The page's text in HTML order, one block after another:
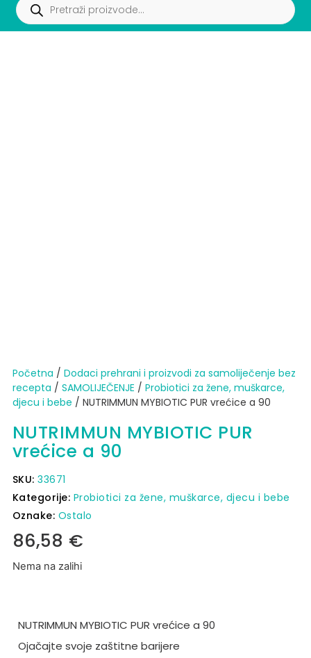
Početna / Dodaci prehrani i proizvodi za samoliječenje bez
recepta / SAMOLIJEČENJE / Probiotici za žene, muškarce,
djecu i bebe / NUTRIMMUN MYBIOTIC PUR vrećice a 90
NUTRIMMUN MYBIOTIC PUR
vrećice a 90
SKU:33671
Kategorije: Probiotici za žene, muškarce, djecu i bebe
Oznake: Ostalo
86,58 €
Nema na zalihi
NUTRIMMUN MYBIOTIC PUR vrećice a 90
Ojačajte svoje zaštitne barijere